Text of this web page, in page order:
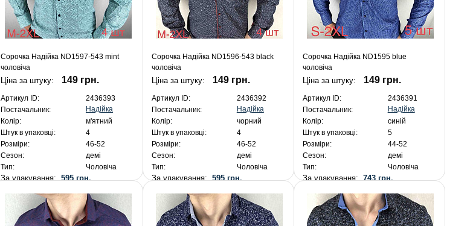
Сорочка Надійка ND1597-543 mint
чоловіча
Ціна за штуку: 149 грн.
Артикул ID:
2436393
Постачальник:
Надійка
Колір:
м'ятний
Штук в упаковці:
4
Розміри:
46-52
Сезон:
демі
Тип:
Чоловіча
За упакування: 595 грн.
Сорочка Надійка ND1596-543 black
чоловіча
Ціна за штуку: 149 грн.
Артикул ID:
2436392
Постачальник:
Надійка
Колір:
чорний
Штук в упаковці:
4
Розміри:
46-52
Сезон:
демі
Тип:
Чоловіча
За упакування: 595 грн.
Сорочка Надійка ND1595 blue
чоловіча
Ціна за штуку: 149 грн.
Артикул ID:
2436391
Постачальник:
Надійка
Колір:
синій
Штук в упаковці:
5
Розміри:
44-52
Сезон:
демі
Тип:
Чоловіча
За упакування: 743 грн.